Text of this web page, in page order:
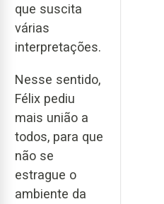
que suscita
várias
interpretações.
Nesse sentido,
Félix pediu
mais união a
todos, para que
não se
estrague o
ambiente da